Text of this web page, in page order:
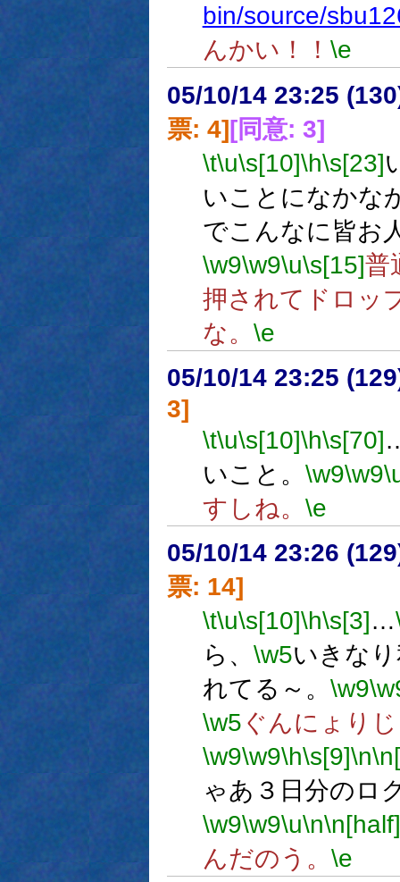
bin/source/
んかい！！ \e
05/10/14 23:25
票: 4][同意: 3]
\t\u\s[10]\h\s[23]
いことになかな
でこんなに皆お
\w9\w9\u\s[15]普
押されてドロッ
な。 \e
05/10/14 23:25
3]
\t\u\s[10]\h\s[70]
いこと。 \w9\w9
すしね。 \e
05/10/14 23:26
票: 14]
\t\u\s[10]\h\s[3]…
ら、 \w5いきな
れてる～。 \w9
\w5 ぐんにょり
\w9\w9\h\s[9]\n
ゃあ３日分のロ
\w9\w9\u\n\n[half]
んだのう。 \e